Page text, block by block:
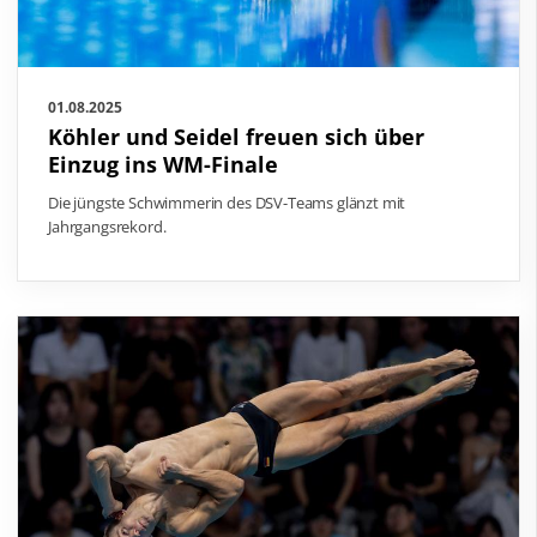
01.08.2025
Köhler und Seidel freuen sich über
Einzug ins WM-Finale
Die jüngste Schwimmerin des DSV-Teams glänzt mit
Jahrgangsrekord.